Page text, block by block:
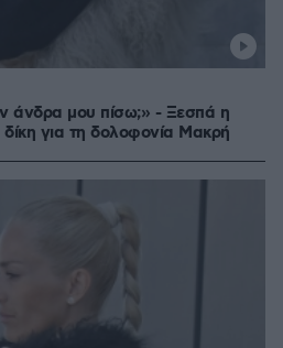
άνδρα μου πίσω;» - Ξεσπά η
για τη δολοφονία Μακρή